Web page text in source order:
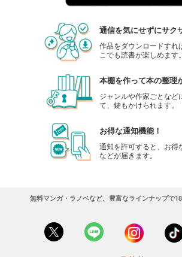
通信を気にせずにサク
作品をダウンロードすれ
こでも読書が楽しめます。
本棚を作って本の整理
ジャンルや作家ごとなど
て、鍵もかけられます。
お得な通知機能！
通知を許可すると、お得
などが届きます。
無料マンガ・ラノベなど、豊富なラインナップで